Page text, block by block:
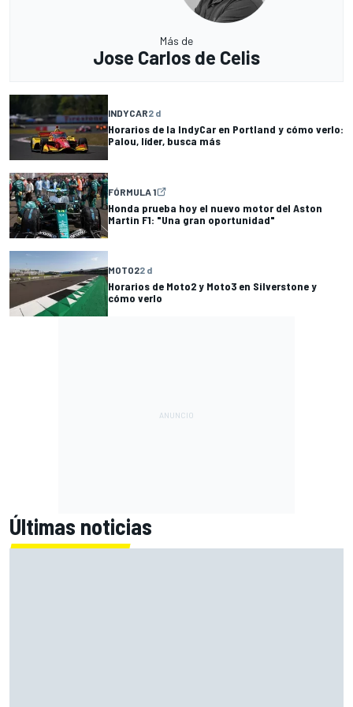
Más de
Jose Carlos de Celis
INDYCAR2 d
Horarios de la IndyCar en Portland y cómo verlo:
Palou, líder, busca más
FÓRMULA 1
Honda prueba hoy el nuevo motor del Aston
Martin F1: "Una gran oportunidad"
MOTO22 d
Horarios de Moto2 y Moto3 en Silverstone y
cómo verlo
Últimas noticias